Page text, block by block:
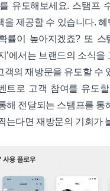
유도해보세요. 스탬프
을 제공할 수 있습니다.
률이 높아지겠죠? 또 스
’에서는 브랜드의 소식을
객의 재방문을 유도할 수
트로 고객 참여를 유도할
해 전달되는 스탬프를 통
는다면 재방문의 기회가